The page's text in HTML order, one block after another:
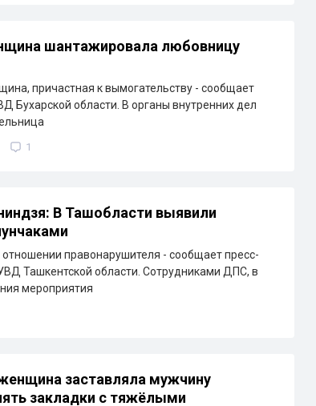
шантажировала любовницу
причастная к вымогательству - сообщает
Бухарской области. В органы внутренних дел
1
В Ташобласти выявили
правонарушителя - сообщает пресс-
Ташкентской области. Сотрудниками ДПС, в
мероприятия
заставляла мужчину
закладки с тяжёлыми